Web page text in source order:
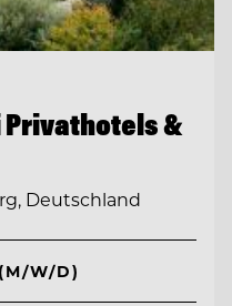
Privathotels &
Deutschland
W/D)